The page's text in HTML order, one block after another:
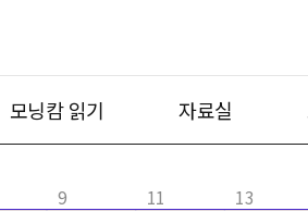
모닝캄 읽기 자료실
9 11 13